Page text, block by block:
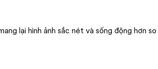
lại hình ảnh sắc nét và sống động hơn